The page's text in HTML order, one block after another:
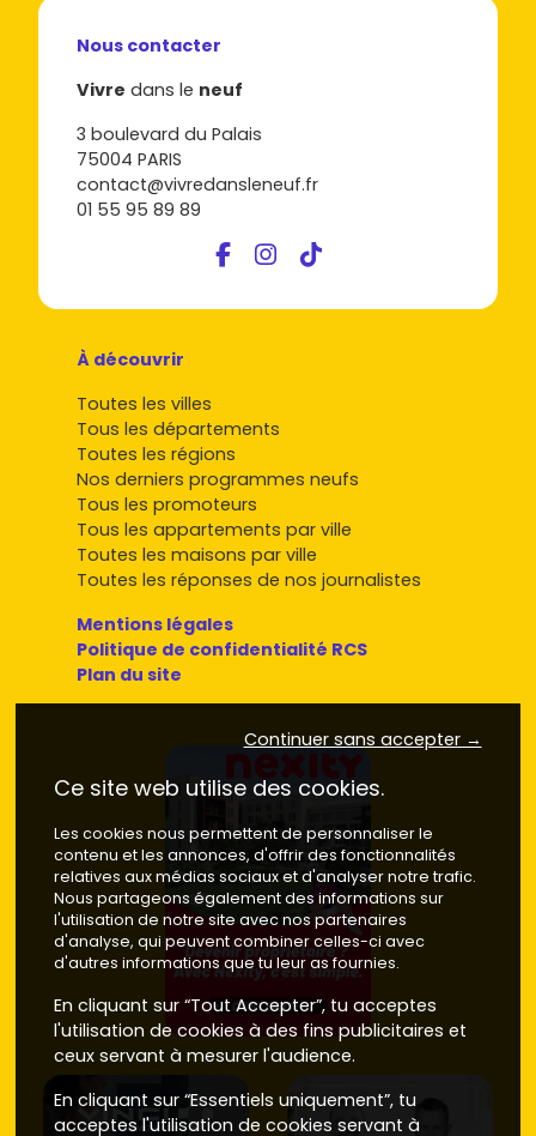
Nous contacter
Vivre dans le neuf
3 boulevard du Palais
75004 PARIS
contact@vivredansleneuf.fr
01 55 95 89 89
À découvrir
Toutes les villes
Tous les départements
Toutes les régions
Nos derniers programmes neufs
Tous les promoteurs
Tous les appartements par ville
Toutes les maisons par ville
Toutes les réponses de nos journalistes
Mentions légales
Politique de confidentialité RCS
Plan du site
Continuer sans accepter →
Ce site web utilise des cookies.
Les cookies nous permettent de personnaliser le
contenu et les annonces, d'offrir des fonctionnalités
relatives aux médias sociaux et d'analyser notre trafic.
Nous partageons également des informations sur
l'utilisation de notre site avec nos partenaires
d'analyse, qui peuvent combiner celles-ci avec
d'autres informations que tu leur as fournies.
En cliquant sur “Tout Accepter”, tu acceptes
l'utilisation de cookies à des fins publicitaires et
ceux servant à mesurer l'audience.
En cliquant sur “Essentiels uniquement”, tu
acceptes l'utilisation de cookies servant à